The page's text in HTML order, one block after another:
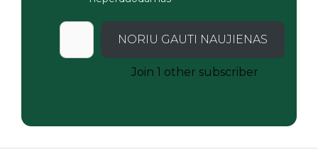
NORIU GAUTI NAUJIENAS
Join 1 other subscriber